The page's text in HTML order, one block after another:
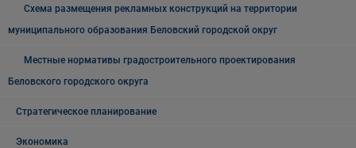
Схема размещения рекламных конструкций на территории
муниципального образования Беловский городской округ
Местные нормативы градостроительного проектирования
Беловского городского округа
Стратегическое планирование
Экономика